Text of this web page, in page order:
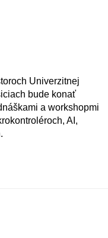
Univerzitnej
bude konať
a workshopmi
AI,